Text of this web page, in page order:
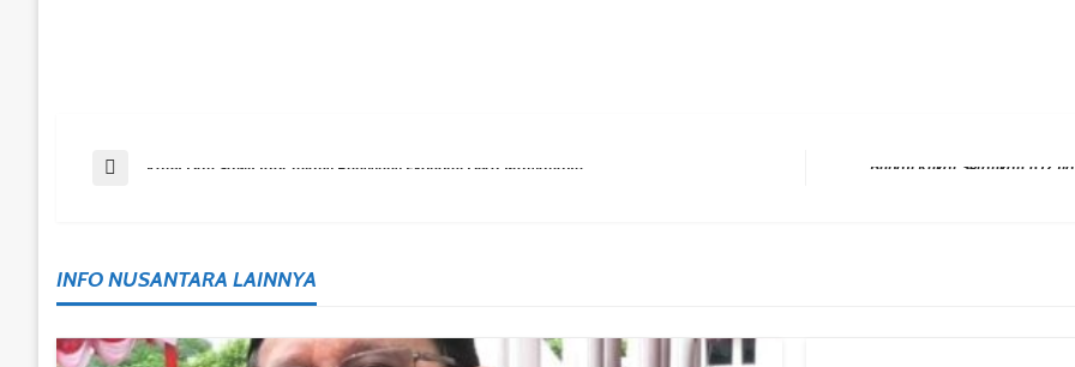
Post
Previous Post Karet Dan Sawit Jadi Tulang Punggung Ekonomi Desa Margahayu
INFO NUSANTARA LAINNYA